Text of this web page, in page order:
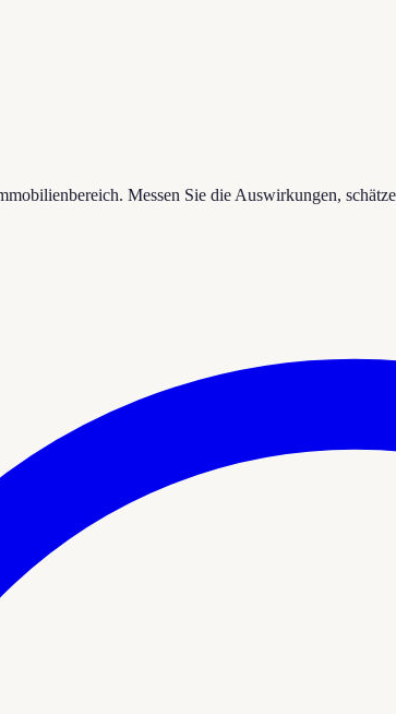
Messen Sie die Auswirkungen,